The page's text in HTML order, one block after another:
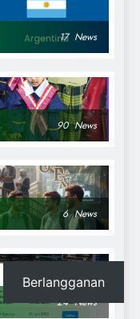
17 News
90 News
6 News
24 News
Berlangganan